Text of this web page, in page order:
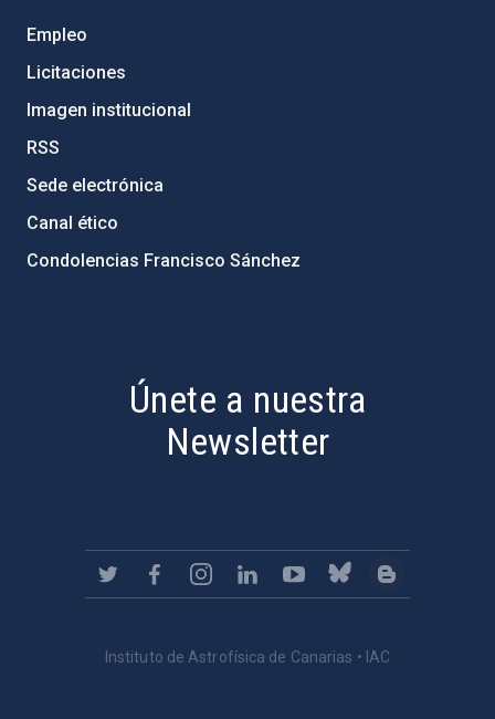
Empleo
Licitaciones
Imagen institucional
RSS
Sede electrónica
Canal ético
Condolencias Francisco Sánchez
Únete a nuestra
Newsletter
Instituto de Astrofísica de Canarias • IAC